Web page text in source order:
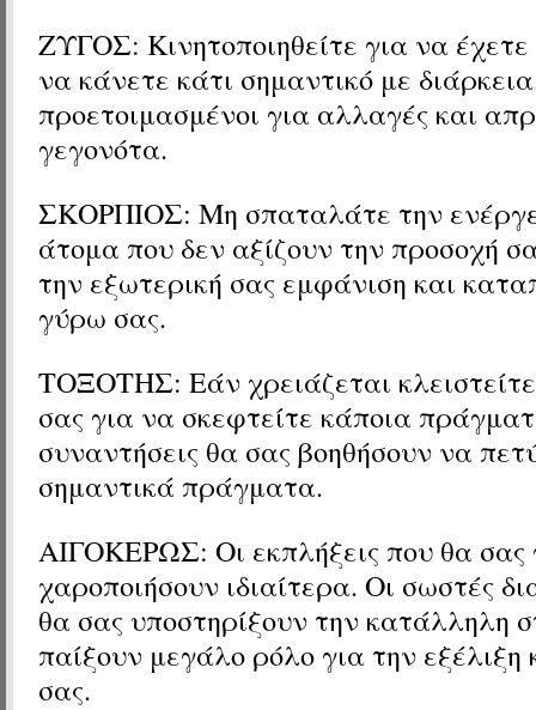
ΖΥΓΟΣ: Κινητοποιηθείτε για να έχετε
να κάνετε κάτι σημαντικό με
προετοιμασμένοι για αλλαγές και
γεγονότα.
ΣΚΟΡΠΙΟΣ: Μη σπαταλάτε την
άτομα που δεν αξίζουν την προσοχή
την εξωτερική σας εμφάνιση και
γύρω σας.
ΤΟΞΟΤΗΣ: Εάν χρειάζεται
σας για να σκεφτείτε κάποια
συναντήσεις θα σας βοηθήσουν να
σημαντικά πράγματα.
ΑΙΓΟΚΕΡΩΣ: Οι εκπλήξεις που θα σας
χαροποιήσουν ιδιαίτερα. Οι σωστές
θα σας υποστηρίξουν την κατάλληλη
παίξουν μεγάλο ρόλο για την εξέλιξη
σας.